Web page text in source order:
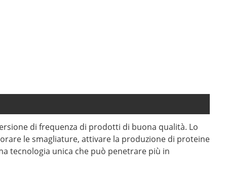
di frequenza di prodotti di buona qualità. Lo
le smagliature, attivare la produzione di proteine
tecnologia unica che può penetrare più in